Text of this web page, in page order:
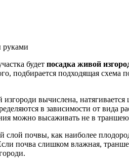
руками
будет посадка живой
подбирается подходящая
вычислена,
в зависимости от вида
можно высаживать не в
почвы, как наиболее
почва слишком влажная,